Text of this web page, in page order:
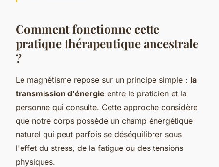
Comment fonctionne cette
pratique thérapeutique ancestrale
?
Le magnétisme repose sur un principe simple : la
transmission d'énergie entre le praticien et la
personne qui consulte. Cette approche considère
que notre corps possède un champ énergétique
naturel qui peut parfois se déséquilibrer sous
l'effet du stress, de la fatigue ou des tensions
physiques.